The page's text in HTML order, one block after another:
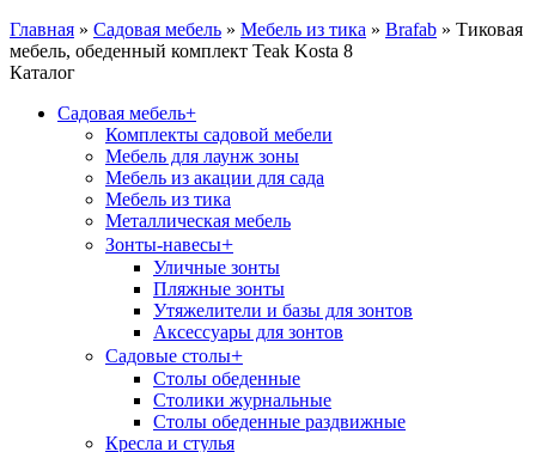
Главная » Садовая мебель » Мебель из тика » Brafab » Тиковая
мебель, обеденный комплект Teak Kosta 8
Каталог
Садовая мебель+
Комплекты садовой мебели
Мебель для лаунж зоны
Мебель из акации для сада
Мебель из тика
Металлическая мебель
Зонты-навесы+
Уличные зонты
Пляжные зонты
Утяжелители и базы для зонтов
Аксессуары для зонтов
Садовые столы+
Столы обеденные
Столики журнальные
Столы обеденные раздвижные
Кресла и стулья